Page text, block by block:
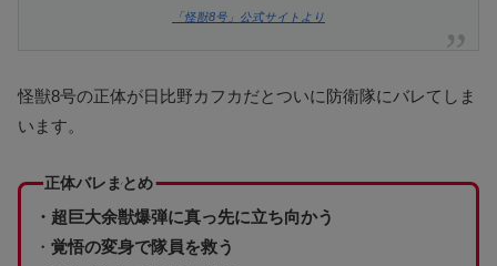
「怪獣8号」公式サイトより
怪獣8号の正体が日比野カフカだとついに防衛隊にバレてしま
います。
正体バレまとめ
・超巨大余獣爆弾に真っ先に立ち向かう
・ 覚悟の変身で隊員を救う